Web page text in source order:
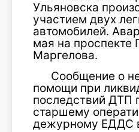
Ульяновска
участием двух
автомобилей.
мая на проспекте
Маргелова.
Сообщение о
помощи при
последствий ДТП
старшему
дежурному ЕДДС